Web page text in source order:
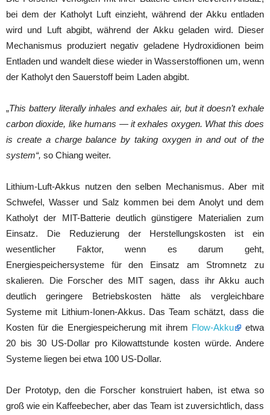
bei dem der Katholyt Luft einzieht, während der Akku entladen
wird und Luft abgibt, während der Akku geladen wird. Dieser
Mechanismus produziert negativ geladene Hydroxidionen beim
Entladen und wandelt diese wieder in Wasserstoffionen um, wenn
der Katholyt den Sauerstoff beim Laden abgibt.
„This battery literally inhales and exhales air, but it doesn’t exhale
carbon dioxide, like humans — it exhales oxygen. What this does
is create a charge balance by taking oxygen in and out of the
system“, so Chiang weiter.
Lithium-Luft-Akkus nutzen den selben Mechanismus. Aber mit
Schwefel, Wasser und Salz kommen bei dem Anolyt und dem
Katholyt der MIT-Batterie deutlich günstigere Materialien zum
Einsatz. Die Reduzierung der Herstellungskosten ist ein
wesentlicher Faktor, wenn es darum geht,
Energiespeichersysteme für den Einsatz am Stromnetz zu
skalieren. Die Forscher des MIT sagen, dass ihr Akku auch
deutlich geringere Betriebskosten hätte als vergleichbare
Systeme mit Lithium-Ionen-Akkus. Das Team schätzt, dass die
Kosten für die Energiespeicherung mit ihrem Flow-Akku
etwa
20 bis 30 US-Dollar pro Kilowattstunde kosten würde. Andere
Systeme liegen bei etwa 100 US-Dollar.
Der Prototyp, den die Forscher konstruiert haben, ist etwa so
groß wie ein Kaffeebecher, aber das Team ist zuversichtlich, dass